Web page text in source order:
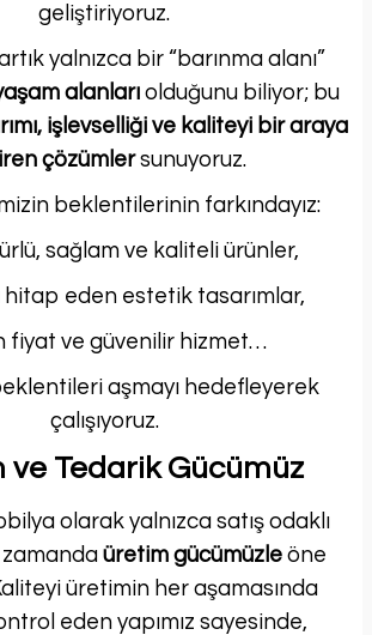
geliştiriyoruz.
yalnızca bir “barınma alanı”
alanları olduğunu biliyor; bu
işlevselliği ve kaliteyi bir araya
çözümlersunuyoruz.
beklentilerinin farkındayız:
sağlam ve kaliteli ürünler,
hitap eden estetik tasarımlar,
fiyat ve güvenilir hizmet…
aşmayı hedefleyerek
çalışıyoruz.
ve Tedarik Gücümüz
olarak yalnızca satış odaklı
zamanda üretim gücümüzle öne
üretimin her aşamasında
eden yapımız sayesinde,